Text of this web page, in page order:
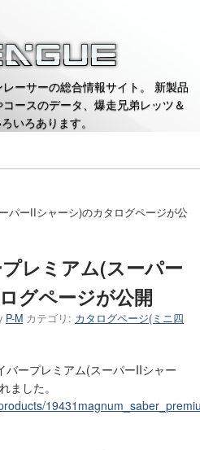
ーサーの総合情報サイト。 新製品
ースのデータ、爆走兄弟レッツ＆
いろあります。
パーIIシャーシ)のカタログページが公
レミアム(スーパー
グページが公開
P-M カテゴリ: カタログページ(ミニ四
バープレミアム(スーパーIIシャー
ました。